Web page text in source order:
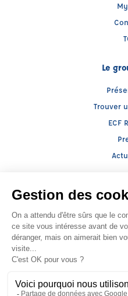
Le
Trouver
ECF
Raison sociale : SPS
SIREN: 814514188 - Numéro de
Agrément